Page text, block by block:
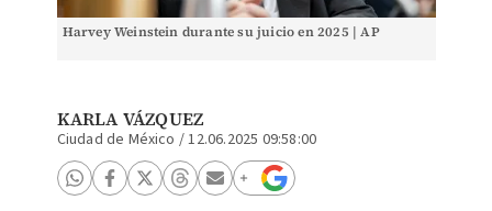
Harvey Weinstein durante su juicio en 2025 | AP
KARLA VÁZQUEZ
Ciudad de México /12.06.2025 09:58:00